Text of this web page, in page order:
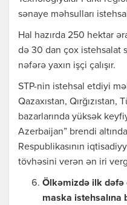
sənaye məhsulları
Hal hazırda 250 hektar
də 30 dan çox istehsalat
nəfərə yaxın işçi çalışır.
STP-nin istehsal etdiyi
Qazaxıstan, Qırğızıstan,
bazarlarında yüksək
Azerbaijan” brendi
Respublikasının
tövhəsini verən ən iri
Ölkəmizdə ilk dəfə
maska istehsalına